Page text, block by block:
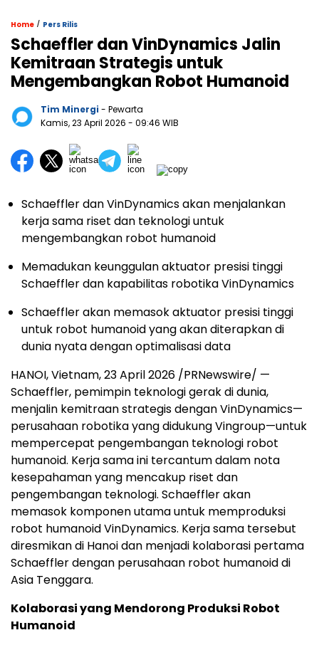
Home / Pers Rilis
Schaeffler dan VinDynamics Jalin
Kemitraan Strategis untuk
Mengembangkan Robot Humanoid
Tim Minergi - Pewarta
Kamis, 23 April 2026 - 09:46 WIB
Schaeffler dan VinDynamics akan menjalankan
kerja sama riset dan teknologi untuk
mengembangkan robot humanoid
Memadukan keunggulan aktuator presisi tinggi
Schaeffler dan kapabilitas robotika VinDynamics
Schaeffler akan memasok aktuator presisi tinggi
untuk robot humanoid yang akan diterapkan di
dunia nyata dengan optimalisasi data
HANOI, Vietnam, 23 April 2026 /PRNewswire/ —
Schaeffler, pemimpin teknologi gerak di dunia,
menjalin kemitraan strategis dengan VinDynamics—
perusahaan robotika yang didukung Vingroup—untuk
mempercepat pengembangan teknologi robot
humanoid. Kerja sama ini tercantum dalam nota
kesepahaman yang mencakup riset dan
pengembangan teknologi. Schaeffler akan
memasok komponen utama untuk memproduksi
robot humanoid VinDynamics. Kerja sama tersebut
diresmikan di Hanoi dan menjadi kolaborasi pertama
Schaeffler dengan perusahaan robot humanoid di
Asia Tenggara.
Kolaborasi yang Mendorong Produksi Robot
Humanoid